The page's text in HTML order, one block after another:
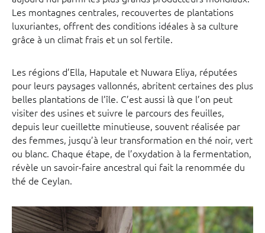
Les montagnes centrales, recouvertes de plantations
luxuriantes, offrent des conditions idéales à sa culture
grâce à un climat frais et un sol fertile.
Les régions d’Ella, Haputale et Nuwara Eliya, réputées
pour leurs paysages vallonnés, abritent certaines des plus
belles plantations de l’île. C’est aussi là que l’on peut
visiter des usines et suivre le parcours des feuilles,
depuis leur cueillette minutieuse, souvent réalisée par
des femmes, jusqu’à leur transformation en thé noir, vert
ou blanc. Chaque étape, de l’oxydation à la fermentation,
révèle un savoir-faire ancestral qui fait la renommée du
thé de Ceylan.